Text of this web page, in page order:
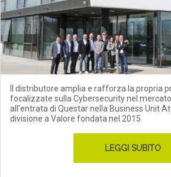
Il distributore amplia e rafforza la propria
focalizzate sulla Cybersecurity nel
all’entrata di Questar nella Business Unit
divisione a Valore fondata nel 2015
LEGGI SUBITO